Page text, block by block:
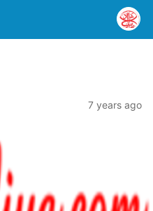
7 years ago